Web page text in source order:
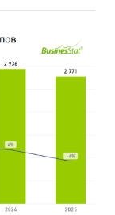
России
и